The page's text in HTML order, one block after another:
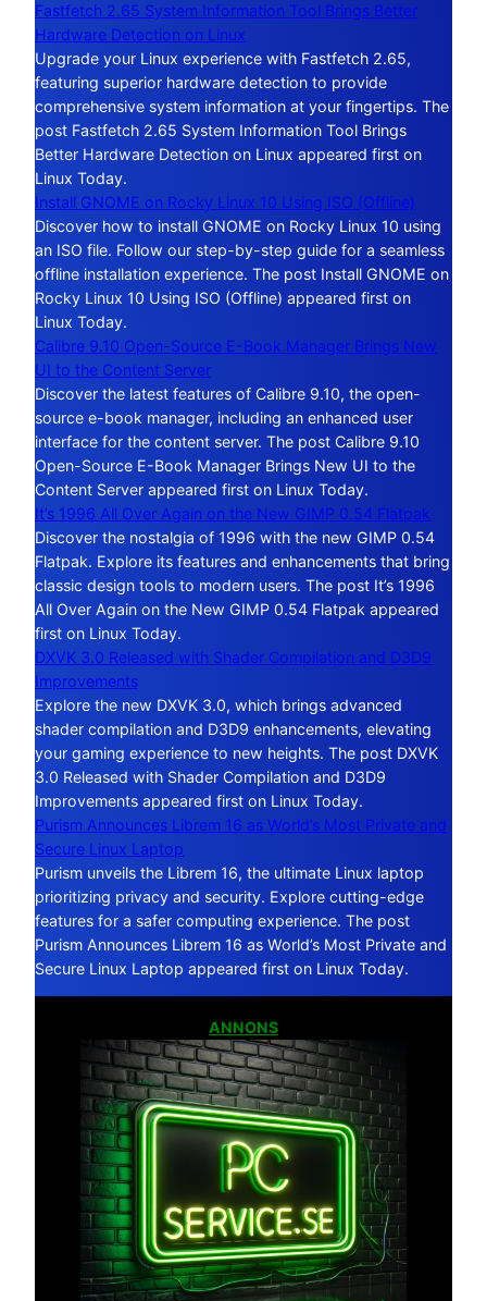
Fastfetch 2.65 System Information Tool Brings Better
Hardware Detection on Linux
Upgrade your Linux experience with Fastfetch 2.65,
featuring superior hardware detection to provide
comprehensive system information at your fingertips. The
post Fastfetch 2.65 System Information Tool Brings
Better Hardware Detection on Linux appeared first on
Linux Today.
Install GNOME on Rocky Linux 10 Using ISO (Offline)
Discover how to install GNOME on Rocky Linux 10 using
an ISO file. Follow our step-by-step guide for a seamless
offline installation experience. The post Install GNOME on
Rocky Linux 10 Using ISO (Offline) appeared first on
Linux Today.
Calibre 9.10 Open-Source E-Book Manager Brings New
UI to the Content Server
Discover the latest features of Calibre 9.10, the open-
source e-book manager, including an enhanced user
interface for the content server. The post Calibre 9.10
Open-Source E-Book Manager Brings New UI to the
Content Server appeared first on Linux Today.
It’s 1996 All Over Again on the New GIMP 0.54 Flatpak
Discover the nostalgia of 1996 with the new GIMP 0.54
Flatpak. Explore its features and enhancements that bring
classic design tools to modern users. The post It’s 1996
All Over Again on the New GIMP 0.54 Flatpak appeared
first on Linux Today.
DXVK 3.0 Released with Shader Compilation and D3D9
Improvements
Explore the new DXVK 3.0, which brings advanced
shader compilation and D3D9 enhancements, elevating
your gaming experience to new heights. The post DXVK
3.0 Released with Shader Compilation and D3D9
Improvements appeared first on Linux Today.
Purism Announces Librem 16 as World’s Most Private and
Secure Linux Laptop
Purism unveils the Librem 16, the ultimate Linux laptop
prioritizing privacy and security. Explore cutting-edge
features for a safer computing experience. The post
Purism Announces Librem 16 as World’s Most Private and
Secure Linux Laptop appeared first on Linux Today.
ANNONS